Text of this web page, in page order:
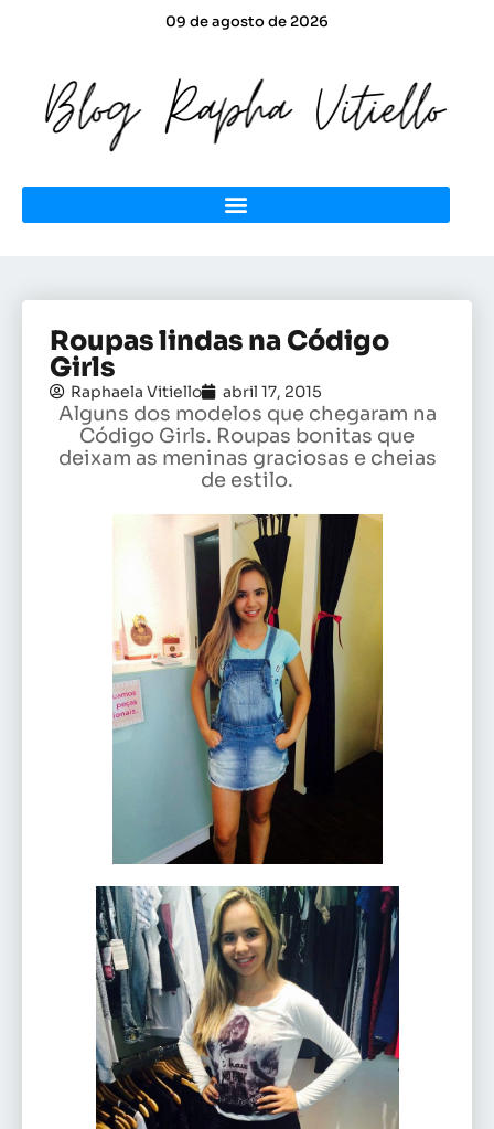
09 de agosto de 2026
Roupas lindas na Código
Girls
Raphaela Vitiello abril 17, 2015
Alguns dos modelos que chegaram na
Código Girls. Roupas bonitas que
deixam as meninas graciosas e cheias
de estilo.